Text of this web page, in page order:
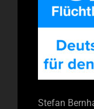
Stefan